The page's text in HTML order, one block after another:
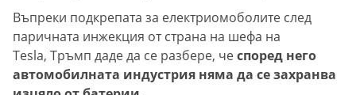
Въпреки подкрепата за електриомоболите след
паричната инжекция от страна на шефа на
Tesla, Тръмп даде да се разбере, чеспоред него
автомобилната индустрия няма да се захранва